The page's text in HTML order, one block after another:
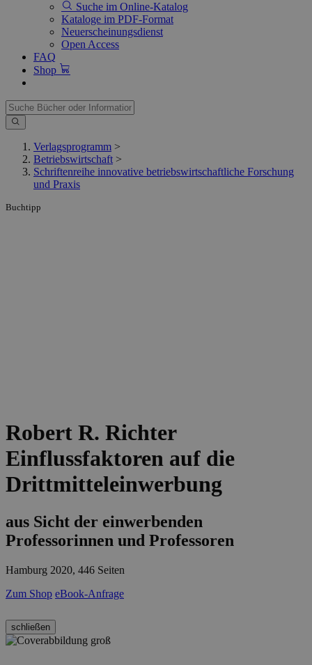
Suche im Online-Katalog
Kataloge im PDF-Format
Neuerscheinungsdienst
Open Access
FAQ
Shop
Verlagsprogramm >
Betriebswirtschaft >
Schriftenreihe innovative betriebswirtschaftliche Forschung
und Praxis
Buchtipp
Robert R. Richter
Einflussfaktoren auf die
Drittmitteleinwerbung
aus Sicht der einwerbenden
Professorinnen und Professoren
Hamburg 2020, 446 Seiten
Zum Shop eBook-Anfrage
schließen